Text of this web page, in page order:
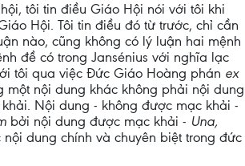
tôi tin điều Giáo Hội nói với tôi khi
Hội. Tôi tin điều đó từ trước, chỉ cần
nào, cũng không có lý luận hai mệnh
đề có trong Jansénius với nghĩa lạc
tôi qua việc Đức Giáo Hoàng phán ex
một nội dung khác không phải nội dung
Nội dung - không được mạc khải -
bởi nội dung được mạc khải - Una,
dung chính và chuyên biệt trong đức